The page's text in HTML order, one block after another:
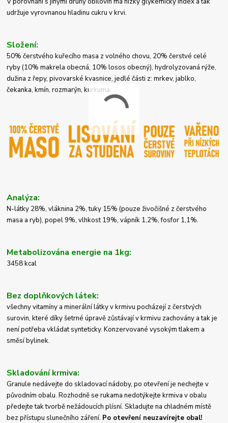
udržuje vyrovnanou hladinu cukru v krvi.
Složení:
50% čerstvého kuřecího masa z volného chovu, 20% čerstvé celé
ryby (10% makrela obecná, 10% losos obecný), hydrolyzovaná rýže,
dužina z řepy, pivovarské kvasnice, jedlé části z: mrkev, jablko,
čekanka, kmín, rozmarýn, kurkuma.
Analýza:
N-látky 28%, vláknina 2%, tuky 15% (pouze živočišné z čerstvého
masa a ryb), popel 9%, vlhkost 19%, vápník 1,2%, fosfor 1,1%.
Metabolizována energie na 1kg:
3458 kcal
Bez doplňkových látek:
všechny vitamíny a minerální látky v krmivu pocházejí z čerstvých
surovin, které díky šetrné úpravě zůstávají v krmivu zachovány a tak je
není potřeba vkládat synteticky. Konzervované vysokým tlakem a
směsí bylinek.
Skladování krmiva:
Granule nedávejte do skladovací nádoby, po otevření je nechejte v
původním obalu. Rozhodně se rukama nedotýkejte krmiva v obalu
předejte tak tvorbě nežádoucích plísní.Skladujte na chladném místě
bez přístupu slunečního záření. Po otevření neuzavírejte obal!